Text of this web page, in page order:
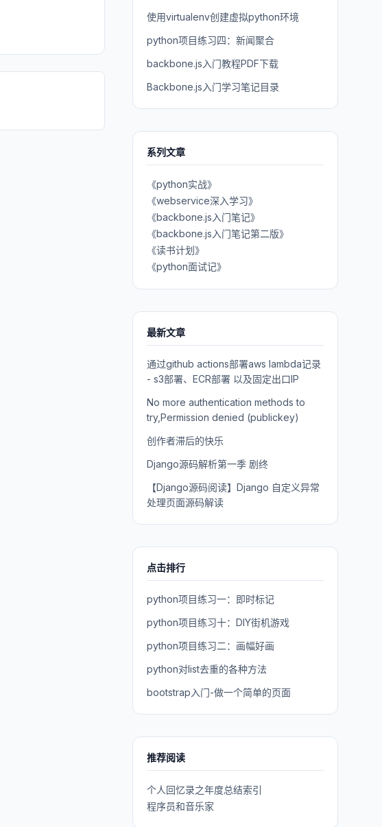
使用virtualenv创建虚拟python环境
python项目练习四：新闻聚合
backbone.js入门教程PDF下载
Backbone.js入门学习笔记目录
系列文章
《python实战》
《webservice深入学习》
《backbone.js入门笔记》
《backbone.js入门笔记第二版》
《读书计划》
《python面试记》
最新文章
通过github actions部署aws lambda记录
- s3部署、ECR部署 以及固定出口IP
No more authentication methods to
try,Permission denied (publickey)
创作者滞后的快乐
Django源码解析第一季 剧终
【Django源码阅读】Django 自定义异常
处理页面源码解读
点击排行
python项目练习一：即时标记
python项目练习十：DIY街机游戏
python项目练习二：画幅好画
python对list去重的各种方法
bootstrap入门-做一个简单的页面
推荐阅读
个人回忆录之年度总结索引
程序员和音乐家